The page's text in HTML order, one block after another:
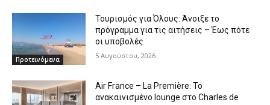
Προτεινόμενα
Τουρισμός για Όλους: Άνοιξε το
πρόγραμμα για τις αιτήσεις – Έως πότε
οι υποβολές
5 Αυγούστου, 2026
Air France – La Première: Το
ανακαινισμένο lounge στο Charles de